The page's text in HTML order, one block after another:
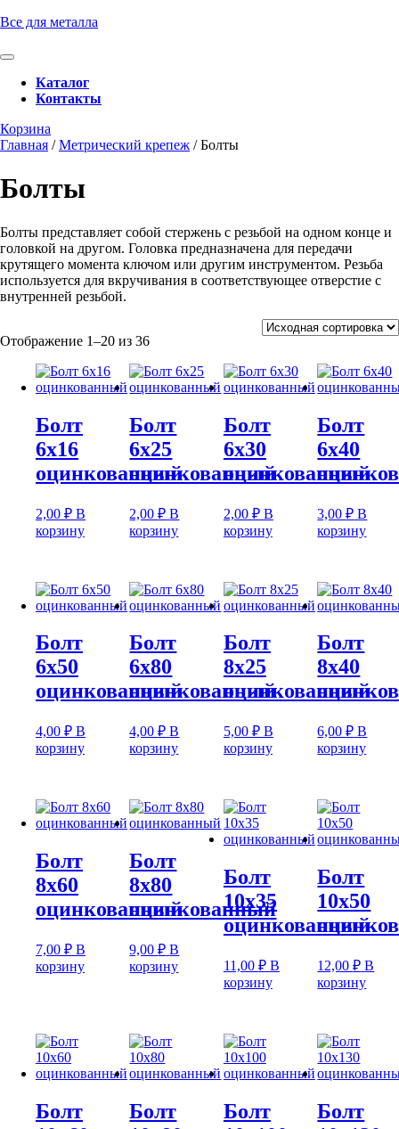
Перейти
содержимому
Все для металла
Кнопка
ОткрытьКаталог
Контакты
Кнопка
Закрыть
Корзина
консультацию
Главная /Метрический крепеж / Болты
Болты
Болты представляет собой стержень с резьбой на одном конце и
головкой на другом. Головка предназначена для передачи
крутящего момента ключом или другим инструментом. Резьба
используется для вкручивания в соответствующее отверстие с
внутренней резьбой.
Отображение 1–20 из 36
Болт
6х16
оцинкованный
2,00 ₽ В
корзину
Болт
6х25
оцинкованный
2,00₽ В
корзину
Болт
6х30
оцинкованный
2,00 ₽ В
корзину
Болт
6х40
3,00₽ В
корзину
Болт
6х50
оцинкованный
4,00 ₽ В
корзину
Болт
6х80
оцинкованный
4,00₽ В
корзину
Болт
8х25
оцинкованный
5,00 ₽ В
корзину
Болт
8х40
6,00₽ В
корзину
Болт
8х60
оцинкованный
7,00 ₽ В
корзину
Болт
8х80
оцинкованный
9,00₽ В
корзину
Болт
10х35
оцинкованный
11,00 ₽ В
корзину
Болт
10х50
12,00₽ В
корзину
Болт
Болт
Болт
Болт